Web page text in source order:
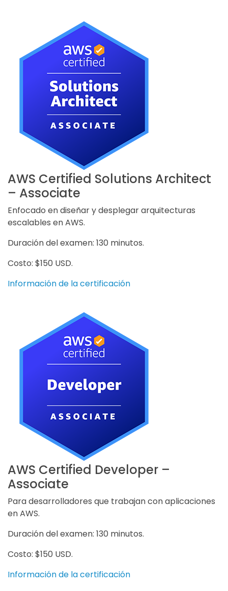
AWS Certified Solutions Architect
– Associate
Enfocado en diseñar y desplegar arquitecturas
escalables en AWS.
Duración del examen: 130 minutos.
Costo: $150 USD.
Información de la certificación
AWS Certified Developer –
Associate
Para desarrolladores que trabajan con aplicaciones
en AWS.
Duración del examen: 130 minutos.
Costo: $150 USD.
Información de la certificación